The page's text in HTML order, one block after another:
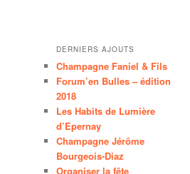
DERNIERS AJOUTS
Champagne Faniel & Fils
Forum’en Bulles – édition
2018
Les Habits de Lumière
d’Epernay
Champagne Jérôme
Bourgeois-Diaz
Organiser la fête